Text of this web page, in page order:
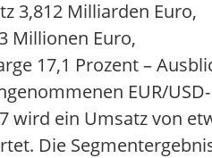
3,812 Milliarden Euro,
Millionen Euro,
17,1 Prozent –
EUR/USD-
wird ein Umsatz von
Die